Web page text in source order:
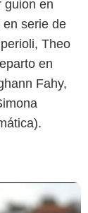
guion en
serie de
Theo
en
Fahy,